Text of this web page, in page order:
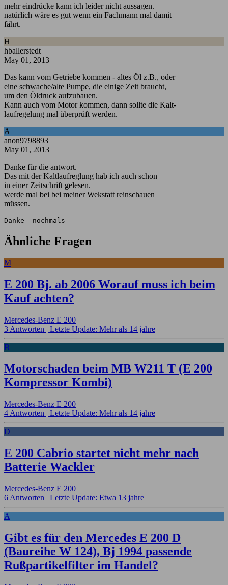
mehr eindrücke kann ich leider nicht aussagen.
natürlich wäre es gut wenn ein Fachmann mal damit
fährt.
H
hballerstedt
May 01, 2013
Das kann vom Getriebe kommen - altes Öl z.B., oder
eine schwache/alte Pumpe, die einige Zeit braucht,
um den Öldruck aufzubauen.
Kann auch vom Motor kommen, dann sollte die Kalt-
laufregelung mal überprüft werden.
A
anon9798893
May 01, 2013
Danke für die antwort.
Das mit der Kaltlaufreglung hab ich auch schon
in einer Zeitschrift gelesen.
werde mal bei bei meiner Wekstatt reinschauen
müssen.
Danke  nochmals
Ähnliche Fragen
M
E 200 Bj. ab 2006 Worauf muss ich beim
Kauf achten?
Mercedes-Benz E 200
3 Antworten | Letzte Update: Mehr als 14 jahre
B
Motorschaden beim MB W211 T (E 200
Kompressor Kombi)
Mercedes-Benz E 200
4 Antworten | Letzte Update: Mehr als 14 jahre
D
E 200 Cabrio startet nicht mehr nach
Batterie Wackler
Mercedes-Benz E 200
6 Antworten | Letzte Update: Etwa 13 jahre
A
Gibt es für den Mercedes E 200 D
(Baureihe W 124), Bj 1994 passende
Rußpartikelfilter im Handel?